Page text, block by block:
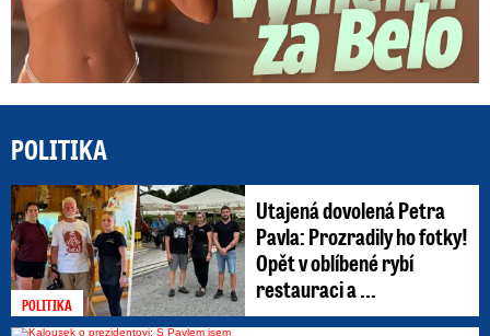
POLITIKA
POLITIKA
Utajená dovolená Petra
Pavla: Prozradily ho fotky!
Opět v oblíbené rybí
restauraci a ...